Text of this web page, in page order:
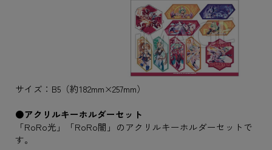
サイズ：B5（約182mm×257mm）
●アクリルキーホルダーセット
「RoRo光」「RoRo闇」のアクリルキーホルダーセットで
す。